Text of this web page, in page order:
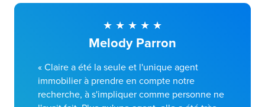
Melody Parron
« Claire a été la seule et l'unique agent
immobilier à prendre en compte notre
recherche, à s'impliquer comme personne ne